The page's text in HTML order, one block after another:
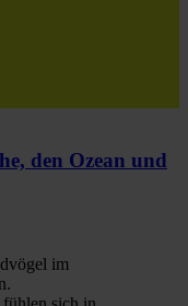
den Ozean und
im